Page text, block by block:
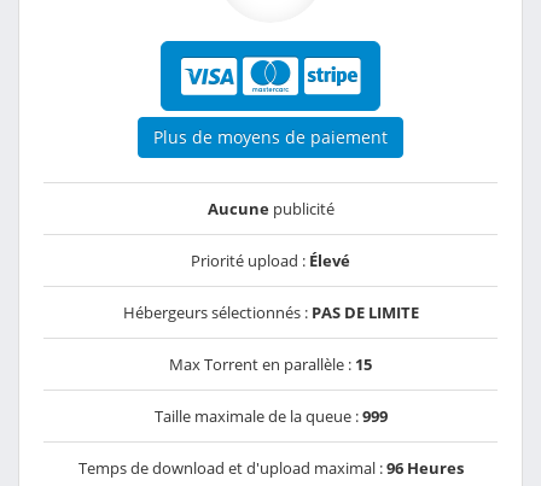
Plus de moyens de paiement
Aucunepublicité
Priorité upload : Élevé
Hébergeurs sélectionnés : PAS DE LIMITE
Max Torrent en parallèle : 15
Taille maximale de la queue :999
Temps de download et d'upload maximal :96 Heures